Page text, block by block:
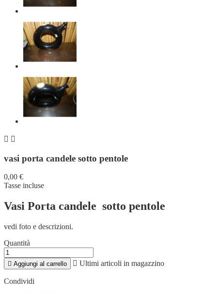
 
vasi porta candele sotto pentole
0,00 €
Tasse incluse
Vasi Porta candele sotto pentole
vedi foto e descrizioni.
Quantità
 Aggiungi al carrello  Ultimi articoli in magazzino
Condividi